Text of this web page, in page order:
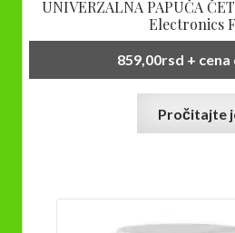
UNIVERZALNA PAPUČA
Electronics
859,00rsd +
Pročitajte